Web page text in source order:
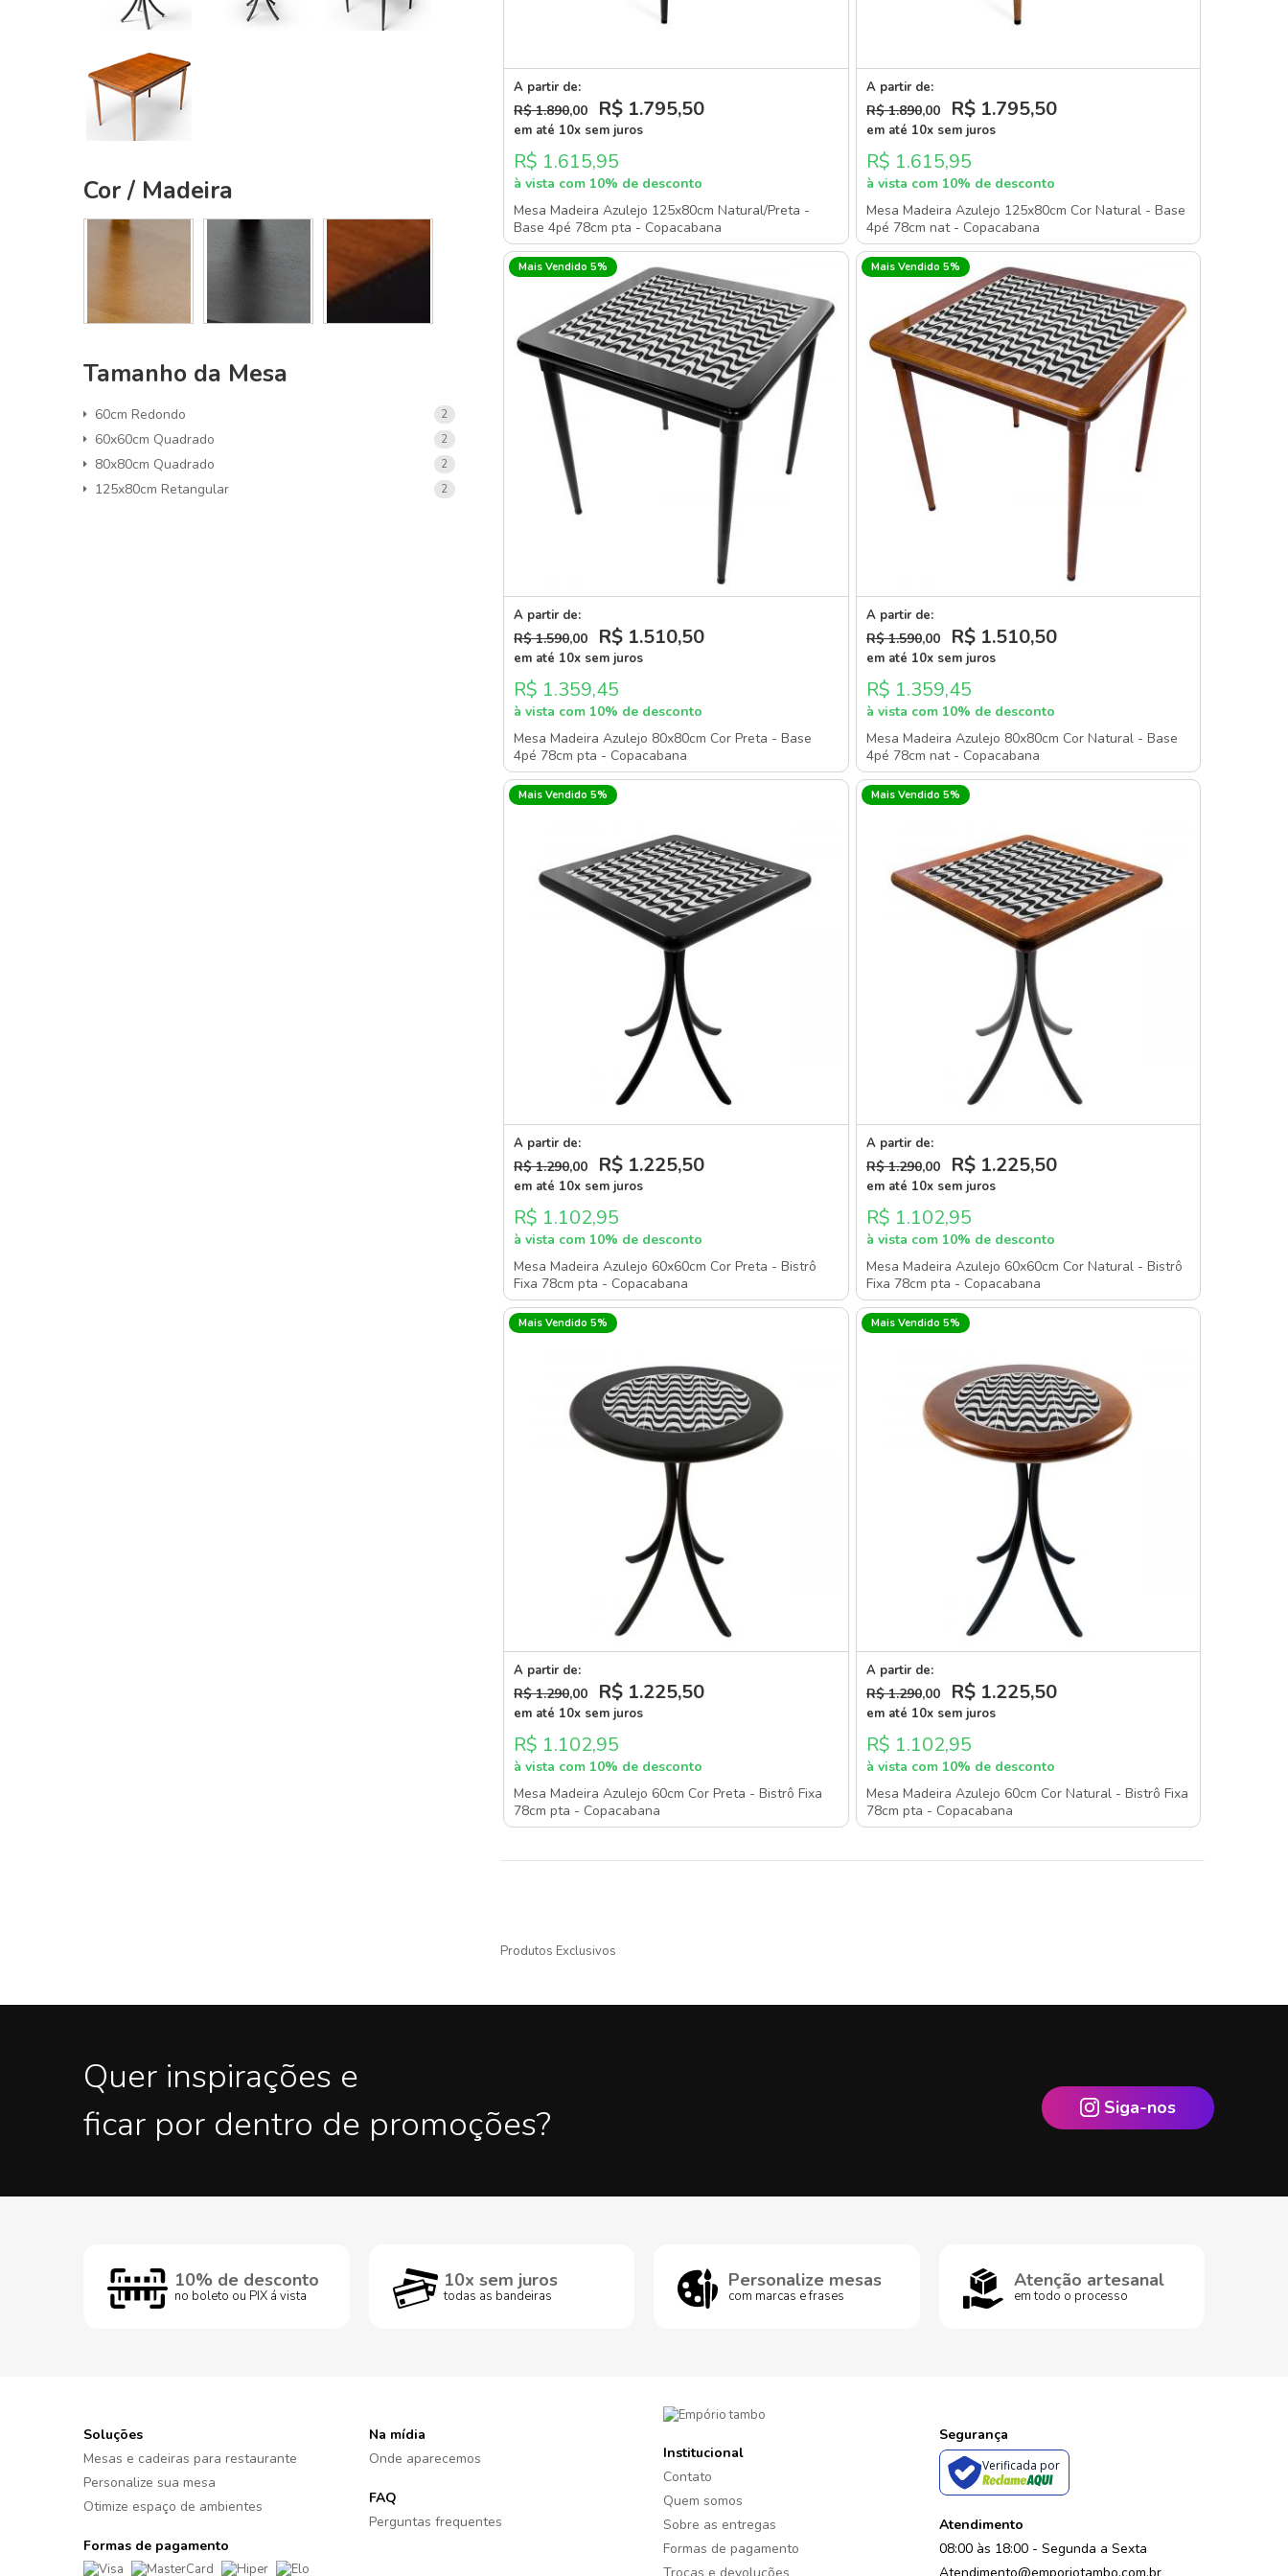
A partir de:
R$ 1.890,00 R$ 1.795,50
em até 10x sem juros
R$ 1.615,95
à vista com 10% de desconto
Mesa Madeira Azulejo 125x80cm Natural/Preta -
Base 4pé 78cm pta - Copacabana
A partir de:
R$ 1.890,00 R$ 1.795,50
em até 10x sem juros
R$ 1.615,95
à vista com 10% de desconto
Mesa Madeira Azulejo 125x80cm Cor Natural - Base
4pé 78cm nat - Copacabana
Mais Vendido 5%
A partir de:
R$ 1.590,00 R$ 1.510,50
em até 10x sem juros
R$ 1.359,45
à vista com 10% de desconto
Mesa Madeira Azulejo 80x80cm Cor Preta - Base
4pé 78cm pta - Copacabana
Mais Vendido 5%
A partir de:
R$ 1.590,00 R$ 1.510,50
em até 10x sem juros
R$ 1.359,45
à vista com 10% de desconto
Mesa Madeira Azulejo 80x80cm Cor Natural - Base
4pé 78cm nat - Copacabana
Mais Vendido 5%
A partir de:
R$ 1.290,00 R$ 1.225,50
em até 10x sem juros
R$ 1.102,95
à vista com 10% de desconto
Mesa Madeira Azulejo 60x60cm Cor Preta - Bistrô
Fixa 78cm pta - Copacabana
Mais Vendido 5%
A partir de:
R$ 1.290,00 R$ 1.225,50
em até 10x sem juros
R$ 1.102,95
à vista com 10% de desconto
Mesa Madeira Azulejo 60x60cm Cor Natural - Bistrô
Fixa 78cm pta - Copacabana
Mais Vendido 5%
A partir de:
R$ 1.290,00 R$ 1.225,50
em até 10x sem juros
R$ 1.102,95
à vista com 10% de desconto
Mesa Madeira Azulejo 60cm Cor Preta - Bistrô Fixa
78cm pta - Copacabana
Mais Vendido 5%
A partir de:
R$ 1.290,00 R$ 1.225,50
em até 10x sem juros
R$ 1.102,95
à vista com 10% de desconto
Mesa Madeira Azulejo 60cm Cor Natural - Bistrô Fixa
78cm pta - Copacabana
Produtos Exclusivos
Cor / Madeira
Tamanho da Mesa
60cm Redondo 2items
60x60cm Quadrado 2items
80x80cm Quadrado 2items
125x80cm Retangular 2items
Quer inspirações e
ficar por dentro de promoções?
Siga-nos
10% de desconto
no boleto ou PIX á vista
10x sem juros
todas as bandeiras
Personalize mesas
com marcas e frases
Atenção artesanal
em todo o processo
Soluções
Mesas e cadeiras para restaurante
Personalize sua mesa
Otimize espaço de ambientes
Formas de pagamento
Na mídia
Onde aparecemos
FAQ
Perguntas frequentes
Institucional
Contato
Quem somos
Sobre as entregas
Formas de pagamento
Segurança
Verificada por
Atendimento
08:00 às 18:00 - Segunda a Sexta